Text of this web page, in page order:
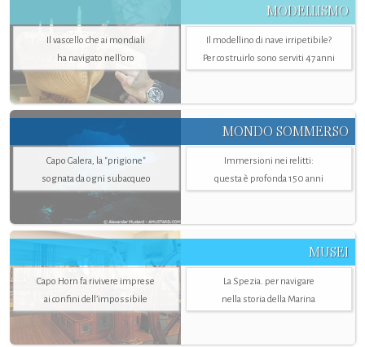
MODELLISMO
Il vascello che ai mondiali
ha navigato nell’oro
Il modellino di nave irripetibile?
Per costruirlo sono serviti 47 anni
MONDO SOMMERSO
Capo Galera, la "prigione"
sognata da ogni subacqueo
Immersioni nei relitti:
questa è profonda 150 anni
MUSEI
Capo Horn fa rivivere imprese
ai confini dell’impossibile
La Spezia. per navigare
nella storia della Marina